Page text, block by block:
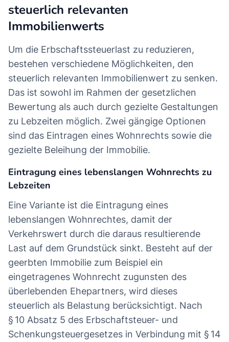
steuerlich relevanten
Immobilienwerts
Um die Erbschaftssteuerlast zu reduzieren,
bestehen verschiedene Möglichkeiten, den
steuerlich relevanten Immobilienwert zu senken.
Das ist sowohl im Rahmen der gesetzlichen
Bewertung als auch durch gezielte Gestaltungen
zu Lebzeiten möglich. Zwei gängige Optionen
sind das Eintragen eines Wohnrechts sowie die
gezielte Beleihung der Immobilie.
Eintragung eines lebenslangen Wohnrechts zu
Lebzeiten
Eine Variante ist die Eintragung eines
lebenslangen Wohnrechtes, damit der
Verkehrswert durch die daraus resultierende
Last auf dem Grundstück sinkt. Besteht auf der
geerbten Immobilie zum Beispiel ein
eingetragenes Wohnrecht zugunsten des
überlebenden Ehepartners, wird dieses
steuerlich als Belastung berücksichtigt. Nach
§ 10 Absatz 5 des Erbschaftsteuer- und
Schenkungsteuergesetzes in Verbindung mit § 14